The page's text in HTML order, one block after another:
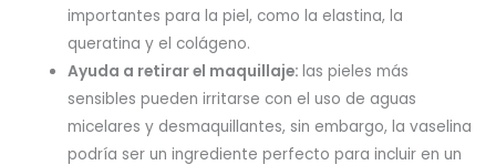
importantes para la piel, como la elastina, la
queratina y el colágeno.
Ayuda a retirar el maquillaje:las pieles más
sensibles pueden irritarse con el uso de aguas
micelares y desmaquillantes, sin embargo, la vaselina
podría ser un ingrediente perfecto para incluir en un